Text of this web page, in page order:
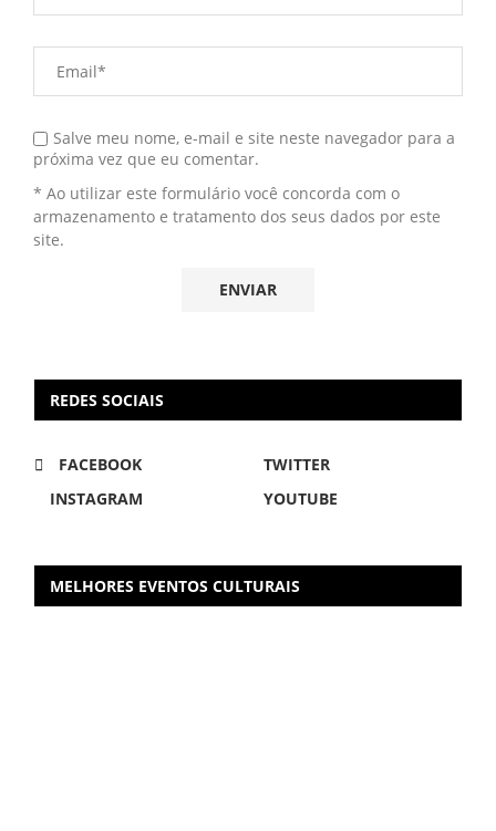
Salve meu nome, e-mail e site neste navegador para a
próxima vez que eu comentar.
* Ao utilizar este formulário você concorda com o
armazenamento e tratamento dos seus dados por este
site.
REDES SOCIAIS
FACEBOOK
TWITTER
INSTAGRAM
YOUTUBE
MELHORES EVENTOS CULTURAIS